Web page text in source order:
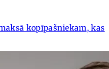
kopīpašniekam, kas